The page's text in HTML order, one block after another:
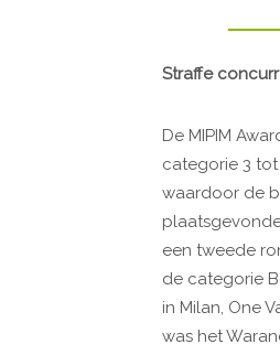
Straffe
De MIPIM
categorie 3
waardoor de
een tweede
de categorie
in Milan, One
was het